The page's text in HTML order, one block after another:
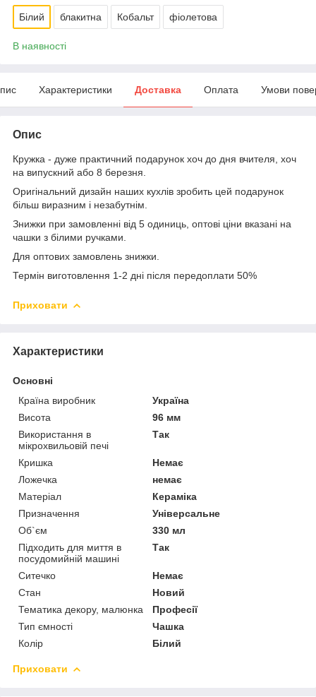
Білий блакитна Кобальт фіолетова
В наявності
Характеристики Доставка Оплата Умови
Опис
Кружка - дуже практичний подарунок хоч до дня вчителя, хоч
на випускний або 8 березня.
Оригінальний дизайн наших кухлів зробить цей подарунок
більш виразним і незабутнім.
Знижки при замовленні від 5 одиниць, оптові ціни вказані на
чашки з білими ручками.
Для оптових замовлень знижки.
Термін виготовлення 1-2 дні після передоплати 50%
Приховати
Характеристики
Основні
Країна виробник
Україна
Висота
96 мм
Використання в
мікрохвильовій печі
Так
Кришка
Немає
Ложечка
немає
Матеріал
Кераміка
Призначення
Універсальне
Об`єм
330 мл
Підходить для миття в
посудомийній машині
Так
Ситечко
Немає
Стан
Новий
Тематика декору, малюнка
Професії
Тип ємності
Чашка
Колір
Білий
Приховати